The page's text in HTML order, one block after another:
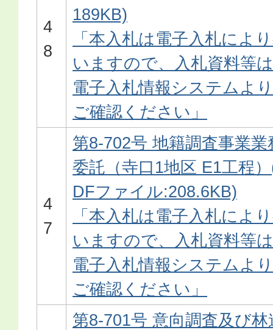
4
8
189KB)
「本入札は電子入札によ
いますので、入札資料等は
電子入札情報システムより
ご確認ください」
4
7
第8-702号 地籍調査事業業
委託（寺口1地区 E1工程
DFファイル:208.6KB)
「本入札は電子入札によ
いますので、入札資料等は
電子入札情報システムより
ご確認ください」
第8-701号 意向調査及び林